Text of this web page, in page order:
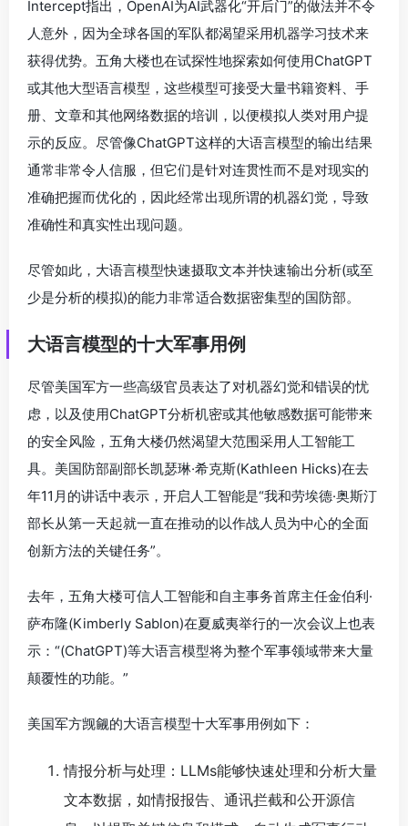
Intercept指出，OpenAI为AI武器化“开后门”的做法并不令
人意外，因为全球各国的军队都渴望采用机器学习技术来
获得优势。五角大楼也在试探性地探索如何使用ChatGPT
或其他大型语言模型，这些模型可接受大量书籍资料、手
册、文章和其他网络数据的培训，以便模拟人类对用户提
示的反应。尽管像ChatGPT这样的大语言模型的输出结果
通常非常令人信服，但它们是针对连贯性而不是对现实的
准确把握而优化的，因此经常出现所谓的机器幻觉，导致
准确性和真实性出现问题。
尽管如此，大语言模型快速摄取文本并快速输出分析(或至
少是分析的模拟)的能力非常适合数据密集型的国防部。
大语言模型的十大军事用例
尽管美国军方一些高级官员表达了对机器幻觉和错误的忧
虑，以及使用ChatGPT分析机密或其他敏感数据可能带来
的安全风险，五角大楼仍然渴望大范围采用人工智能工
具。美国防部副部长凯瑟琳·希克斯(Kathleen Hicks)在去
年11月的讲话中表示，开启人工智能是“我和劳埃德·奥斯汀
部长从第一天起就一直在推动的以作战人员为中心的全面
创新方法的关键任务”。
去年，五角大楼可信人工智能和自主事务首席主任金伯利·
萨布隆(Kimberly Sablon)在夏威夷举行的一次会议上也表
示：“(ChatGPT)等大语言模型将为整个军事领域带来大量
颠覆性的功能。”
美国军方觊觎的大语言模型十大军事用例如下：
情报分析与处理：LLMs能够快速处理和分析大量
文本数据，如情报报告、通讯拦截和公开源信